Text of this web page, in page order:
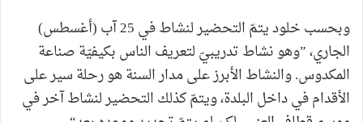
وبحسب خلود يتمّ التحضير لنشاط في 25 آب (أغسطس)
الجاري، ”وهو نشاط تدريبيّ لتعريف الناس بكيفيّة صناعة
المكدوس. والنشاط الأبرز على مدار السنة هو رحلة سير على
الأقدام في داخل البلدة، ويتمّ كذلك التحضير لنشاط آخر في